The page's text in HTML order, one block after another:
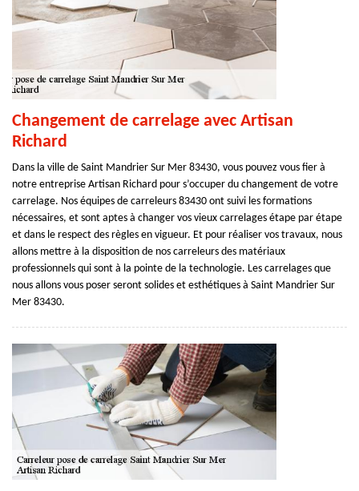
Changement de carrelage avec Artisan
Richard
Dans la ville de Saint Mandrier Sur Mer 83430, vous pouvez vous fier à
notre entreprise Artisan Richard pour s’occuper du changement de votre
carrelage. Nos équipes de carreleurs 83430 ont suivi les formations
nécessaires, et sont aptes à changer vos vieux carrelages étape par étape
et dans le respect des règles en vigueur. Et pour réaliser vos travaux, nous
allons mettre à la disposition de nos carreleurs des matériaux
professionnels qui sont à la pointe de la technologie. Les carrelages que
nous allons vous poser seront solides et esthétiques à Saint Mandrier Sur
Mer 83430.